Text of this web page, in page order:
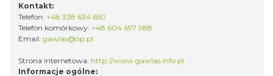
Kontakt:
Telefon: +48 338 634 650
Telefon komórkowy: +48 604 697 988
Email: gawlas@op.pl
Strona internetowa: http://www.gawlas.info.pl
Informacje ogólne: